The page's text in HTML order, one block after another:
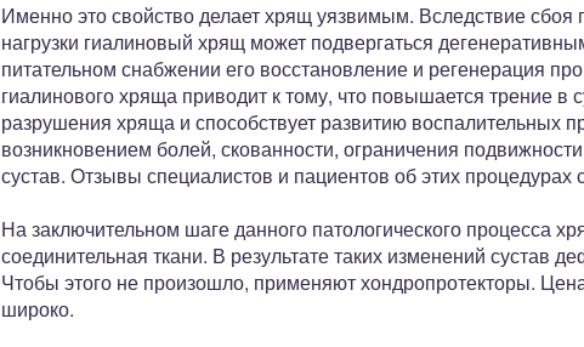
Именно это свойство делает хрящ уязвимым. Вследствие
нагрузки гиалиновый хрящ может подвергаться
питательном снабжении его восстановление и регенерация
гиалинового хряща приводит к тому, что повышается трение в
разрушения хряща и способствует развитию воспалительных
возникновением болей, скованности, ограничения
сустав. Отзывы специалистов и пациентов об этих процедурах
На заключительном шаге данного патологического процесса
соединительная ткани. В результате таких изменений сустав
Чтобы этого не произошло, применяют хондропротекторы.
широко.